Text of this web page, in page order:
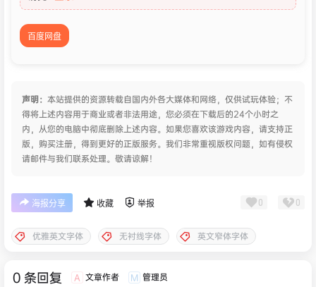
百度网盘
声明： 本站提供的资源转载自国内外各大媒体和网络，仅供试玩体验；不
得将上述内容用于商业或者非法用途，您必须在下载后的24个小时之
内，从您的电脑中彻底删除上述内容。如果您喜欢该游戏内容，请支持正
版，购买注册，得到更好的正版服务。我们非常重视版权问题，如有侵权
请邮件与我们联系处理。敬请谅解！
海报分享 收藏 举报 0 0
优雅英文字体 无衬线字体 英文窄体字体
0 条回复 A 文章作者 M 管理员